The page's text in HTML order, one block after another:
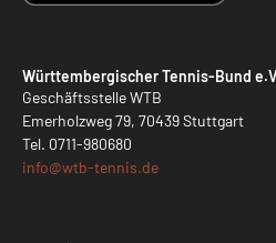
Württembergischer Tennis-Bund
Geschäftsstelle WTB
Emerholzweg 79, 70439 Stuttgart
Tel. 0711-980680
info@wtb-tennis.de